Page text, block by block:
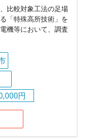
比較対象工法の足場
「特殊高所技術」を
機等において、調査
円